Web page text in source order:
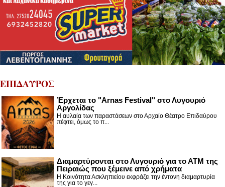
ΕΠΙΔΑΥΡΟΣ
Έρχεται το "Arnas Festival" στο Λυγουριό
Αργολίδας
Η αυλαία των παραστάσεων στο Αρχαίο Θέατρο Επιδαύρου
πέφτει, όμως το π...
Διαμαρτύρονται στο Λυγουριό για το ΑΤΜ της
Πειραιώς που ξέμεινε από χρήματα
Η Κοινότητα Ασκληπιείου εκφράζει την έντονη διαμαρτυρία
της για το γεγ...